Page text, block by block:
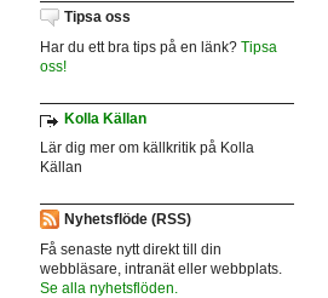
Tipsa oss
Har du ett bra tips på en länk? Tipsa
oss!
Kolla Källan
Lär dig mer om källkritik på Kolla
Källan
Nyhetsflöde (RSS)
Få senaste nytt direkt till din
webbläsare, intranät eller webbplats.
Se alla nyhetsflöden.